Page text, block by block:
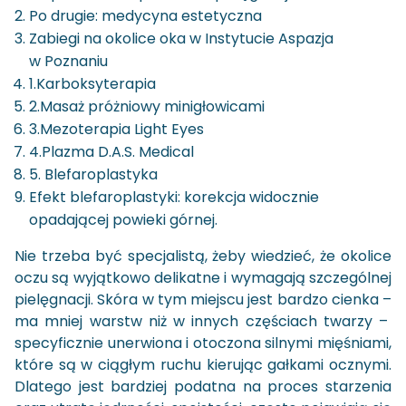
Po drugie: medycyna estetyczna
Zabiegi na okolice oka w Instytucie Aspazja
w Poznaniu
1.Karboksyterapia
2.Masaż próżniowy minigłowicami
3.Mezoterapia Light Eyes
4.Plazma D.A.S. Medical
5. Blefaroplastyka
Efekt blefaroplastyki: korekcja widocznie
opadającej powieki górnej.
Nie trze­ba być spe­cja­li­stą, żeby wie­dzieć, że oko­li­ce
oczu są wy­jąt­ko­wo de­li­kat­ne i wy­ma­ga­ją szcze­gól­nej
pie­lę­gna­cji. Skóra w tym miej­scu jest bar­dzo cien­ka –
ma mniej warstw niż w in­nych czę­ściach twa­rzy –
spe­cy­ficz­nie uner­wio­na i oto­czo­na sil­ny­mi mię­śnia­mi,
które są w cią­głym ruchu kie­ru­jąc gał­ka­mi oczny­mi.
Dla­te­go jest bar­dziej po­dat­na na pro­ces sta­rze­nia